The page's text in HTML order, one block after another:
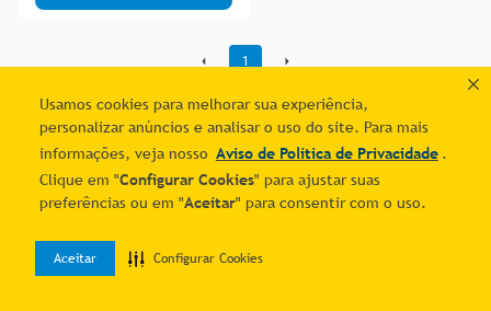
Usamos cookies para melhorar sua experiência,
personalizar anúncios e analisar o uso do site. Para mais
informações, veja nosso Aviso de Política de Privacidade .
Clique em "Configurar Cookies" para ajustar suas
preferências ou em "Aceitar" para consentir com o uso.
Aceitar Configurar Cookies
1